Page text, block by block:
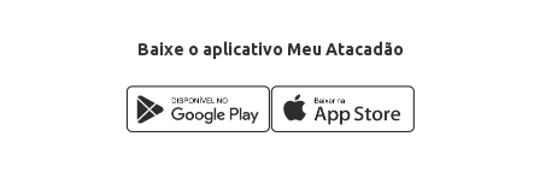
Baixe o aplicativo Meu Atacadão